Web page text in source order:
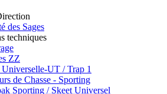
des Sages
techniques
ZZ
Universelle-UT / Trap 1
de Chasse - Sporting
Sporting / Skeet Universel